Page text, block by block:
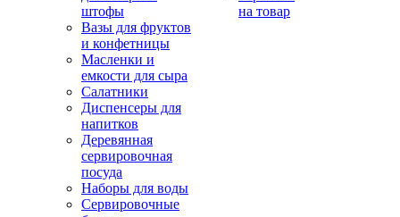
штофы
Вазы для фруктов
и конфетницы
Масленки и
емкости для сыра
Салатники
Диспенсеры для
напитков
Деревянная
сервировочная
посуда
Наборы для воды
Сервировочные
на товар